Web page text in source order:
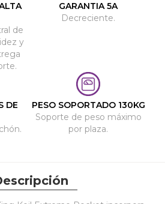
de
y
GARANTIA 5A
Decreciente.
DE
PESO SOPORTADO 130KG
Soporte de peso máximo
por plaza.